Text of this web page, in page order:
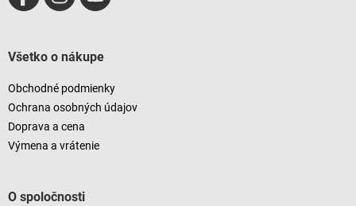
Všetko o nákupe
Obchodné podmienky
Ochrana osobných údajov
Doprava a cena
Výmena a vrátenie
O spoločnosti